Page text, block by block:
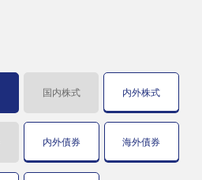
国内株式 内外株式
内外債券 海外債券